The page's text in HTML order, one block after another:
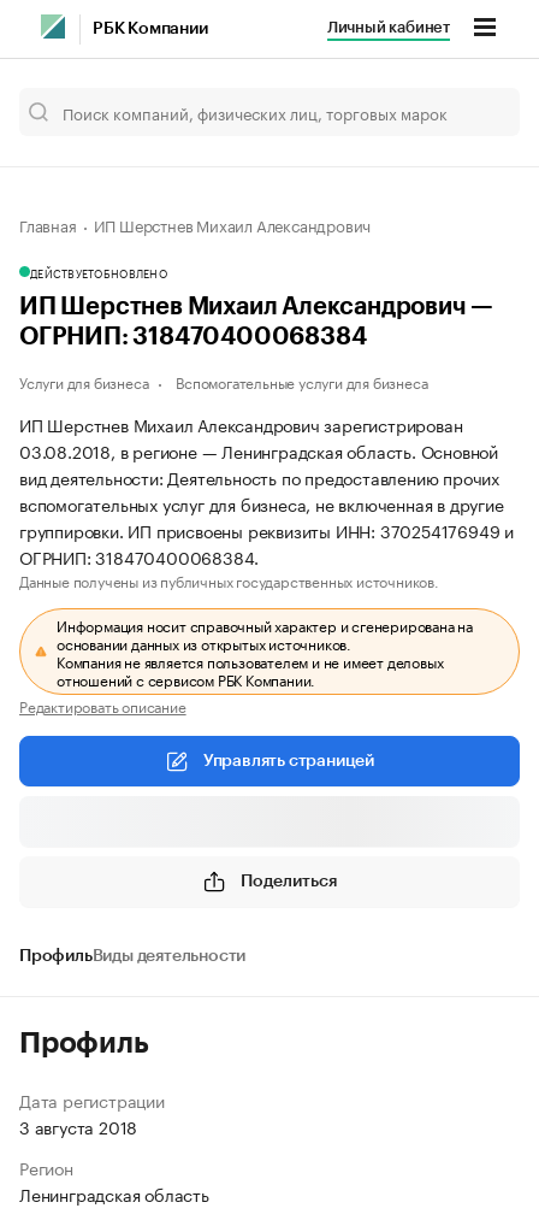
РБК Компании Личный кабинет
Главная ИП Шерстнев Михаил Александрович
ДЕЙСТВУЕТОБНОВЛЕНО
ИП Шерстнев Михаил Александрович —
ОГРНИП: 318470400068384
Услуги для бизнеса Вспомогательные услуги для бизнеса
ИП Шерстнев Михаил Александрович зарегистрирован
03.08.2018, в регионе — Ленинградская область. Основной
вид деятельности: Деятельность по предоставлению прочих
вспомогательных услуг для бизнеса, не включенная в другие
группировки. ИП присвоены реквизиты ИНН: 370254176949 и
ОГРНИП: 318470400068384.
Данные получены из публичных государственных источников.
Информация носит справочный характер и сгенерирована на
основании данных из открытых источников.
Компания не является пользователем и не имеет деловых
отношений с сервисом РБК Компании.
Редактировать описание
Управлять страницей
Поделиться
ПрофильВиды деятельности
Профиль
Дата регистрации
3 августа 2018
Регион
Ленинградская область